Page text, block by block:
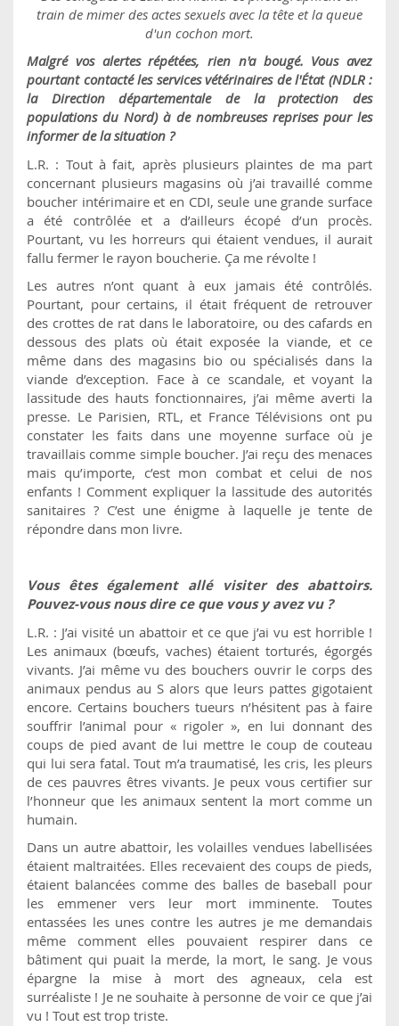
train de mimer des actes sexuels avec la tête et la queue
d'un cochon mort.
Malgré vos alertes répétées, rien n'a bougé. Vous avez
pourtant contacté les services vétérinaires de l'État (NDLR :
la Direction départementale de la protection des
populations du Nord) à de nombreuses reprises pour les
informer de la situation ?
L.R. : Tout à fait, après plusieurs plaintes de ma part
concernant plusieurs magasins où j’ai travaillé comme
boucher intérimaire et en CDI, seule une grande surface
a été contrôlée et a d’ailleurs écopé d’un procès.
Pourtant, vu les horreurs qui étaient vendues, il aurait
fallu fermer le rayon boucherie. Ça me révolte !
Les autres n’ont quant à eux jamais été contrôlés.
Pourtant, pour certains, il était fréquent de retrouver
des crottes de rat dans le laboratoire, ou des cafards en
dessous des plats où était exposée la viande, et ce
même dans des magasins bio ou spécialisés dans la
viande d’exception. Face à ce scandale, et voyant la
lassitude des hauts fonctionnaires, j’ai même averti la
presse. Le Parisien, RTL, et France Télévisions ont pu
constater les faits dans une moyenne surface où je
travaillais comme simple boucher. J’ai reçu des menaces
mais qu’importe, c’est mon combat et celui de nos
enfants ! Comment expliquer la lassitude des autorités
sanitaires ? C’est une énigme à laquelle je tente de
répondre dans mon livre.
Vous êtes également allé visiter des abattoirs.
Pouvez-vous nous dire ce que vous y avez vu ?
L.R. : J’ai visité un abattoir et ce que j’ai vu est horrible !
Les animaux (bœufs, vaches) étaient torturés, égorgés
vivants. J’ai même vu des bouchers ouvrir le corps des
animaux pendus au S alors que leurs pattes gigotaient
encore. Certains bouchers tueurs n’hésitent pas à faire
souffrir l’animal pour « rigoler », en lui donnant des
coups de pied avant de lui mettre le coup de couteau
qui lui sera fatal. Tout m’a traumatisé, les cris, les pleurs
de ces pauvres êtres vivants. Je peux vous certifier sur
l’honneur que les animaux sentent la mort comme un
humain.
Dans un autre abattoir, les volailles vendues labellisées
étaient maltraitées. Elles recevaient des coups de pieds,
étaient balancées comme des balles de baseball pour
les emmener vers leur mort imminente. Toutes
entassées les unes contre les autres je me demandais
même comment elles pouvaient respirer dans ce
bâtiment qui puait la merde, la mort, le sang. Je vous
épargne la mise à mort des agneaux, cela est
surréaliste ! Je ne souhaite à personne de voir ce que j’ai
vu ! Tout est trop triste.